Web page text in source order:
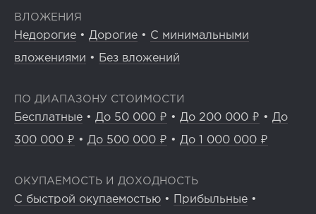
ВЛОЖЕНИЯ
Недорогие • Дорогие • С минимальными
вложениями • Без вложений
ПО ДИАПАЗОНУ СТОИМОСТИ
Бесплатные • До 50 000 ₽ • До 200 000 ₽ • До
300 000 ₽ • До 500 000 ₽ • До 1 000 000 ₽
ОКУПАЕМОСТЬ И ДОХОДНОСТЬ
С быстрой окупаемостью • Прибыльные •